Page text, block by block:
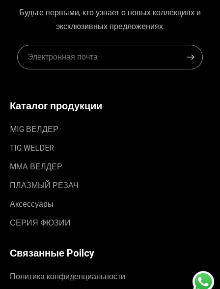
Будьте первыми, кто узнает о новых коллекциях и
эксклюзивных предложениях.
Каталог продукции
MIG ВЕЛДЕР
TIG WELDER
ММА ВЕЛДЕР
ПЛАЗМЫЙ РЕЗАЧ
Аксессуары
СЕРИЯ ФЮЗИИ
Связанные Poilcy
Политика конфиденциальности